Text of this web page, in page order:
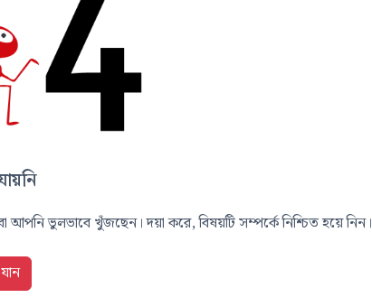
ভুলভাবে খুঁজছেন। দয়া করে, বিষয়টি সম্পর্কে নিশ্চিত হয়ে নিন।